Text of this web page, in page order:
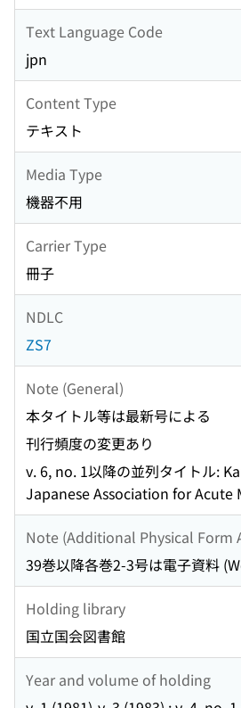
Text Language Code
jpn
Content Type
テキスト
Media Type
機器不用
Carrier Type
冊子
NDLC
ZS7
Note (General)
本タイトル等は最新号による
刊行頻度の変更あり
v. 6, no. 1以降の並列タイトル:
Japanese Association for Acute
Note (Additional Physical Form
39巻以降各巻2-3号は電子資料
Holding library
国立国会図書館
Year and volume of holding